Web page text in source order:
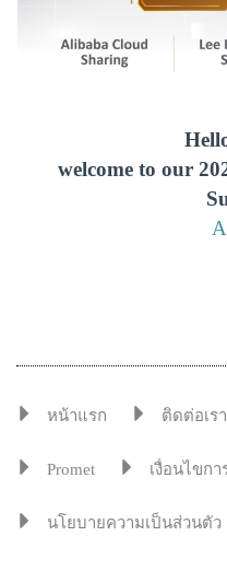
ภาษาไทย
welcome to our
หน้าแรก ติดต่อเรา
Promet เงื่อนไขก
นโยบายความเป็นส่วนตัว